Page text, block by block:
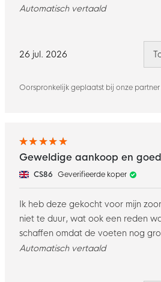
26 jul. 2026
Oorspronkelijk geplaatst bij onze
Automatisch vertaald
Geweldige aankoop en
CS86 Geverifieerde koper
Ik heb deze gekocht voor mijn
niet te duur, wat ook een reden
schaffen omdat de voeten nog
Automatisch vertaald